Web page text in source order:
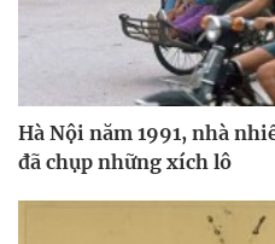
Hà Nội năm 1991, nhà
đã chụp những xích lô